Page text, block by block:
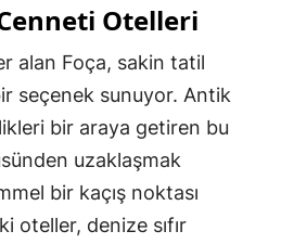
Otelleri
alan Foça, sakin tatil
seçenek sunuyor. Antik
bir araya getiren bu
uzaklaşmak
bir kaçış noktası
oteller, denize sıfır